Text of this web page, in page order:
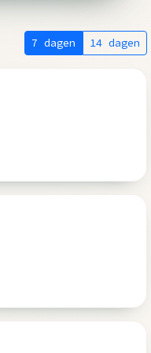
7 dagen 14 dagen